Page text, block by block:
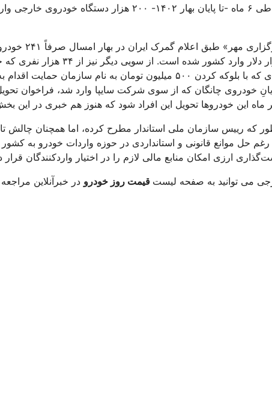
سخنگوی وقت وزارت صمت نیز اشاره کرد که گفته بود طی ۶ ماه -تا پایان بهار ۱۴۰۲- ۲۰۰
تمام این اظهارنظرات در حالی است
آمبولانس، زوتی و چانگان» به ارزش ۵ میلیون و ۶۰۰ هزار دلار
نهایی خرید خودروی خارجی در بهمن پارسال بودند (افرادی که با بلوکه کردن ۵۰۰ میلیون تومان به نام
خودروی چانگان که از سوی شرکت سایپا وارد شد، فراخوان
ماه این خودروها تحویل این افراد شود که هنوز هم خبری در این
که رییس سازمان ملی استاندار مطرح کرده، اما همچنان چالش
رغم حل موانع قانونی و استانداردی در حوزه واردات خودرو به کشور
ارزی امکان منابع مالی لازم را در اختیار واردکنندگان قرار
می توانید به صفحه لیست قیمت روز خودرو در خبرآنلاین مراجعه